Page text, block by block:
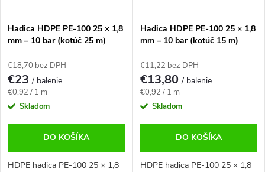
Hadica HDPE PE-100 25 × 1,8
mm – 10 bar (kotúč 25 m)
€18,70 bez DPH
€23/ balenie
Jednotková
cena:
€0,92 / 1 m
Skladom
DO KOŠÍKA
HDPE hadica PE-100 25 × 1,8
Hadica HDPE PE-100 25 × 1,8
mm – 10 bar (kotúč 15 m)
€11,22 bez DPH
€13,80/ balenie
Jednotková
cena:
€0,92 / 1 m
Skladom
DO KOŠÍKA
HDPE hadica PE-100 25 × 1,8